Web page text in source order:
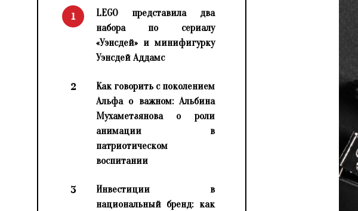
1
LEGO представила два
набора по сериалу
«Уэнсдей» и минифигурку
Уэнсдей Аддамс
2
Как говорить с поколением
Альфа о важном: Альбина
Мухаметзянова о роли
анимации в
патриотическом
воспитании
3
Инвестиции в
национальный бренд: как